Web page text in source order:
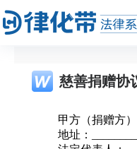
慈善捐赠协
甲方（捐赠方）
地址：